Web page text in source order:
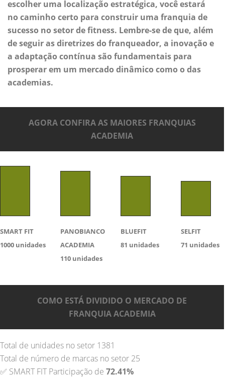
escolher uma localização estratégica, você estará
no caminho certo para construir uma franquia de
sucesso no setor de fitness. Lembre-se de que, além
de seguir as diretrizes do franqueador, a inovação e
a adaptação contínua são fundamentais para
prosperar em um mercado dinâmico como o das
academias.
AGORA CONFIRA AS MAIORES FRANQUIAS
ACADEMIA
SMART FIT
1000 unidades
PANOBIANCO
ACADEMIA
110 unidades
BLUEFIT
81 unidades
SELFIT
71 unidades
COMO ESTÁ DIVIDIDO O MERCADO DE
FRANQUIA ACADEMIA
Total de unidades no setor 1381
Total de número de marcas no setor 25
✅ SMART FIT Participação de 72.41%